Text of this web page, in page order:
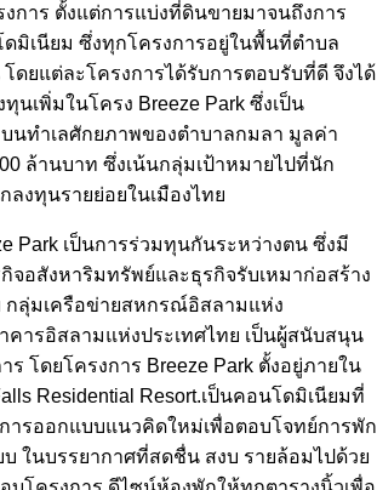
การ ตั้งแต่การแบ่งที่ดินขายมาจนถึงการ
มิเนียม ซึ่งทุกโครงการอยู่ในพื้นที่ตำบล
ดยแต่ละโครงการได้รับการตอบรับที่ดี จึงได้
นเพิ่มในโครง Breeze Park ซึ่งเป็น
นทำเลศักยภาพของตำบาลกมลา มูลค่า
ล้านบาท ซึ่งเน้นกลุ่มเป้าหมายไปที่นัก
งทุนรายย่อยในเมืองไทย
Park เป็นการร่วมทุนกันระหว่างตน ซึ่งมี
จอสังหาริมทรัพย์และธุรกิจรับเหมาก่อสร้าง
กลุ่มเครือข่ายสหกรณ์อิสลามแห่ง
คารอิสลามแห่งประเทศไทย เป็นผู้สนับสนุน
โดยโครงการ Breeze Park ตั้งอยู่ภายใน
Residential Resort.เป็นคอนโดมิเนียมที่
ารออกแบบแนวคิดใหม่เพื่อตอบโจทย์การพัก
ในบรรยากาศที่สดชื่น สงบ รายล้อมไปด้วย